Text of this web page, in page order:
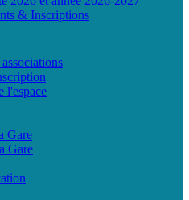
& Inscriptions
l'espace
Gare
Gare